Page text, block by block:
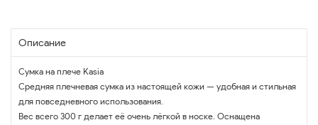
Описание
Сумка на плече Kasia
Средняя плечневая сумка из настоящей кожи — удобная и стильная
для повседневного использования.
Вес всего 300 г делает её очень лёгкой в носке. Оснащена